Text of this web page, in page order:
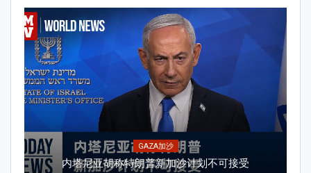
GAZA加沙
内塔尼亚胡称特朗普新加沙计划不可接受